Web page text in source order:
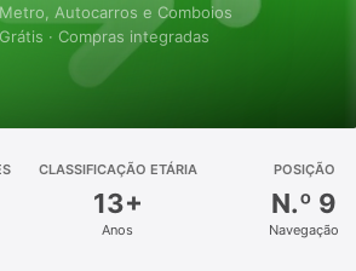
Metro, Autocarros e Comboios
Grátis · Compras integradas
CLASSIFICAÇÃO ETÁRIA
13+
Anos
POSIÇÃO
N.º 9
Navegação